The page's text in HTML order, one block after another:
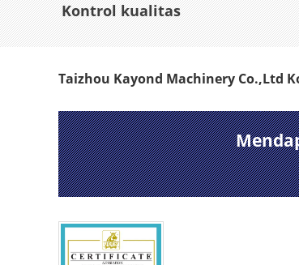
Kontrol kualitas
Taizhou Kayond Machinery Co.,Ltd